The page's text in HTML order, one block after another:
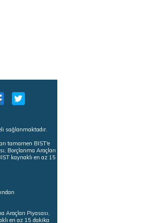
sağlanmaktadır.
tamamen BIST'e
Borçlanma Araçları
kaynaklı en az 15
Araçları Piyasası,
en az 15 dakika